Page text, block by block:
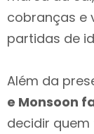
cobranças e
partidas de
Além da
e Monsoon
decidir